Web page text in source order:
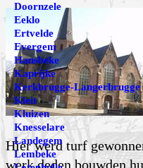
Hier werd turf
werk deden bouwden
Doornzele
Eeklo
Ertvelde
Evergem
Hansbeke
Kaprijke
Kerkbrugge-Langerbrugge
Kleit
Kluizen
Knesselare
Landegem
Lembeke